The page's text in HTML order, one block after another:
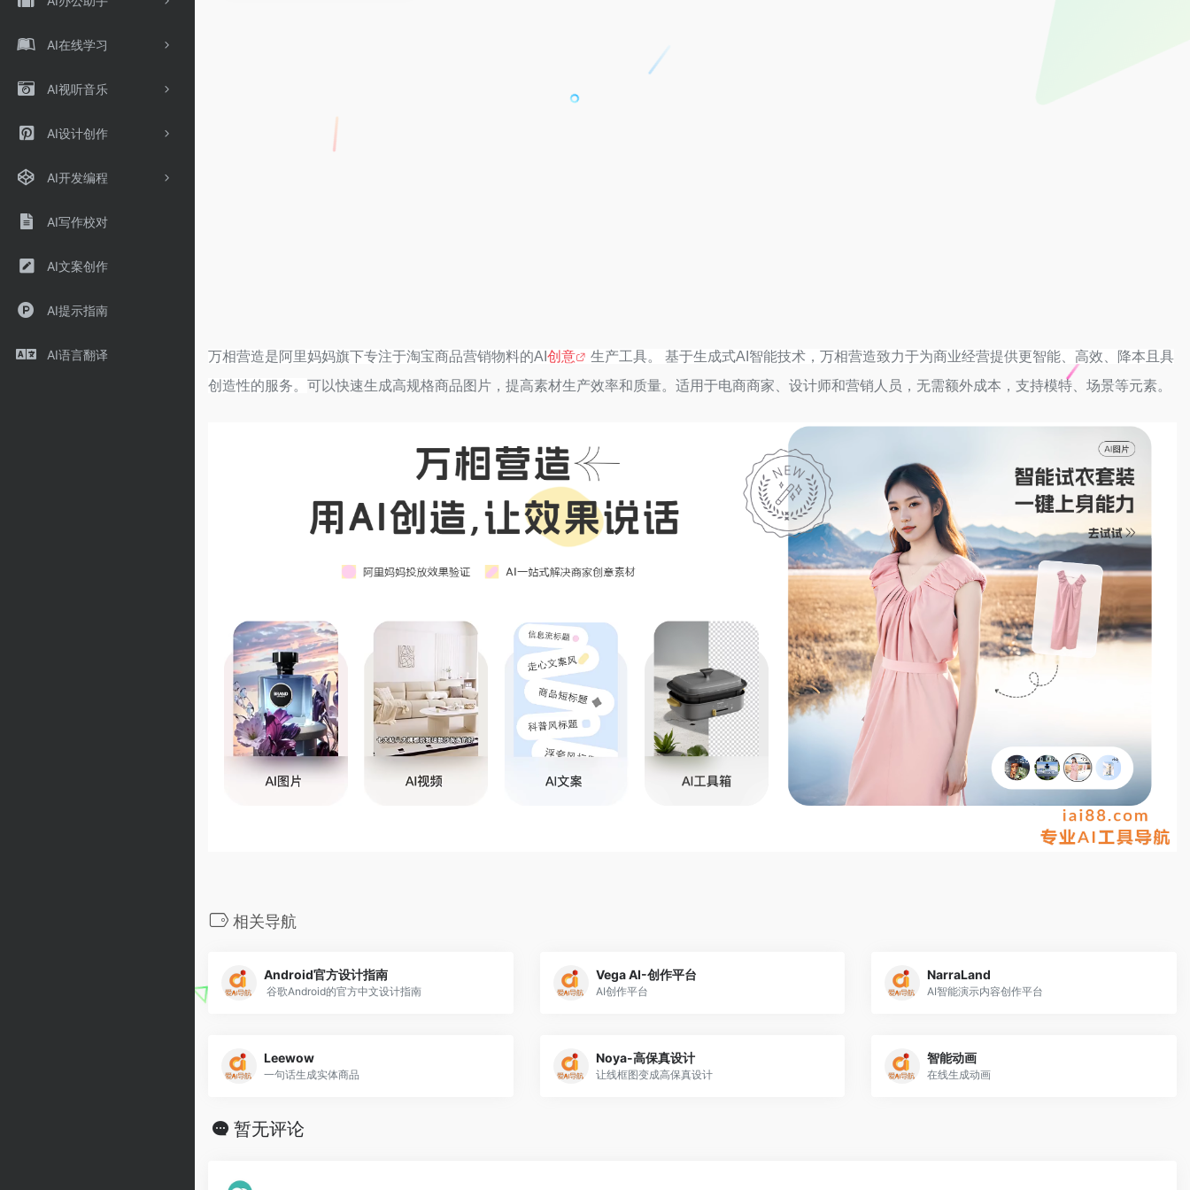
AI在线学习
AI视听音乐
AI设计创作
AI开发编程
AI写作校对
AI文案创作
AI提示指南
AI语言翻译 万相营造是阿里妈妈旗下专注于淘宝商品营销物料的AI 创意
生产工具。 基于生成式AI智能技术，万相营造致力于为商业经营提供更智能、高效、降本且具
创造性的服务。 可以快速生成高规格商品图片，提高素材生产效率和质量。适用于电商商家、设计师和营销人员，无需额外成本，支持模特、场景等元素。
相关导航
Android官方设计指南
谷歌Android的官方中文设计指南
Vega AI-创作平台
AI创作平台
NarraLand
AI智能演示内容创作平台
Leewow
一句话生成实体商品
Noya-高保真设计
让线框图变成高保真设计
智能动画
在线生成动画
暂无评论